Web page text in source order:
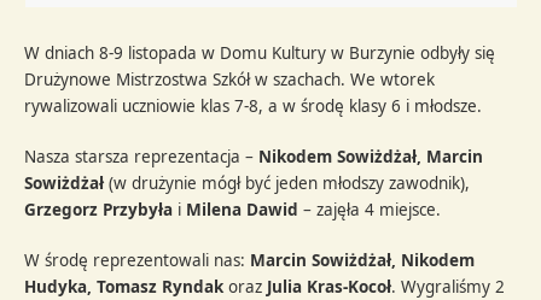
W dniach 8-9 listopada w Domu Kultury w Burzynie odbyły się
Drużynowe Mistrzostwa Szkół w szachach. We wtorek
rywalizowali uczniowie klas 7-8, a w środę klasy 6 i młodsze.
Nasza starsza reprezentacja – Nikodem Sowiżdżał, Marcin
Sowiżdżał(w drużynie mógł być jeden młodszy zawodnik),
Grzegorz Przybyła i Milena Dawid– zajęła 4 miejsce.
W środę reprezentowali nas: Marcin Sowiżdżał, Nikodem
Hudyka, Tomasz Ryndak oraz Julia Kras-Kocoł. Wygraliśmy 2